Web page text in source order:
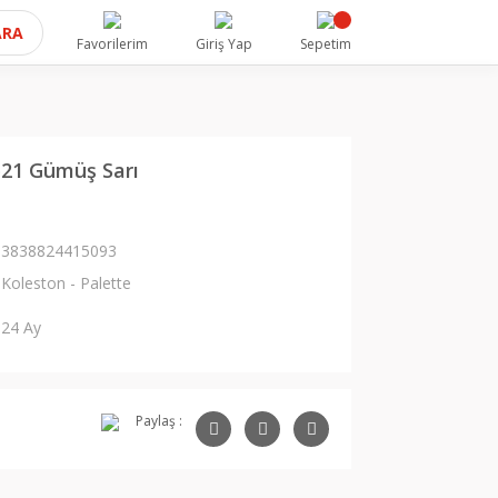
Favorilerim Giriş Yap Sepetim
Gümüş Sarı
3838824415093
Koleston - Palette
24 Ay
Paylaş :